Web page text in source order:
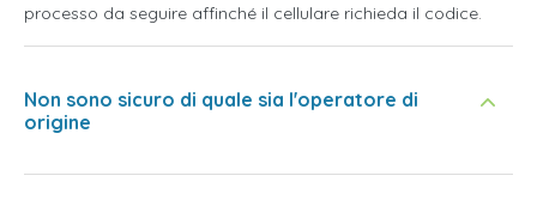
processo da seguire affinché il cellulare richieda il codice.
Non sono sicuro di quale sia l'operatore di
origine